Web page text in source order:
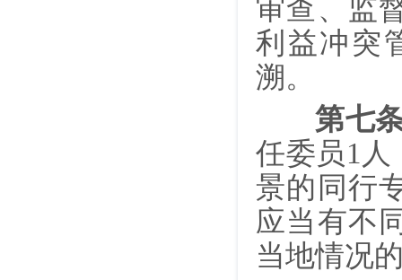
审查、监
利益冲突
溯。
第七
任委员1人
景的同行
应当有不
当地情况